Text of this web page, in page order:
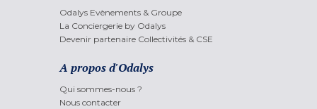
Odalys Evènements & Groupe
La Conciergerie by Odalys
Devenir partenaire Collectivités & CSE
A propos d'Odalys
Qui sommes-nous ?
Nous contacter